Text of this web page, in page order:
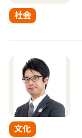
社会
文化